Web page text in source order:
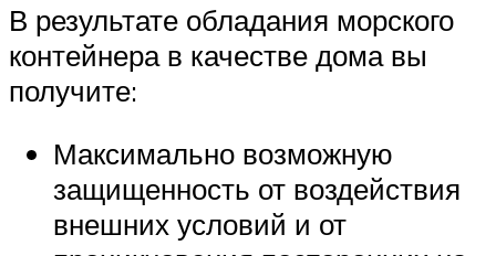
В результате обладания морского
контейнера в качестве дома вы
получите:
Максимально возможную
защищенность от воздействия
внешних условий и от